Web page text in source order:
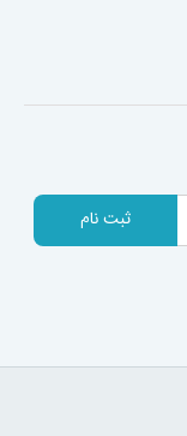
ثبت نام